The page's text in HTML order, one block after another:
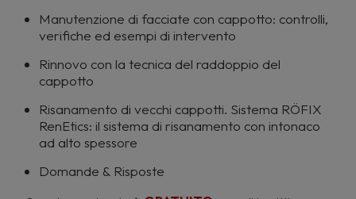
Manutenzione di facciate con cappotto: controlli,
verifiche ed esempi di intervento
Rinnovo con la tecnica del raddoppio del
cappotto
Risanamento di vecchi cappotti. Sistema RÖFIX
RenEtics: il sistema di risanamento con intonaco
ad alto spessore
Domande & Risposte